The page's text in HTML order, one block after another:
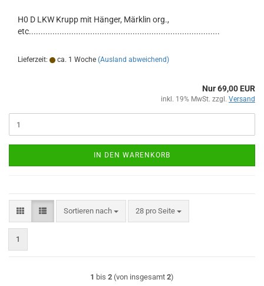
H0 D LKW Krupp mit Hänger, Märklin org.,
etc.................................................................................
Lieferzeit: ca. 1 Woche (Ausland abweichend)
Nur 69,00 EUR
inkl. 19% MwSt. zzgl. Versand
IN DEN WARENKORB
Sortieren nach
Sortieren nach 28 pro Seite
pro Seite
1
1 bis 2 (von insgesamt 2)